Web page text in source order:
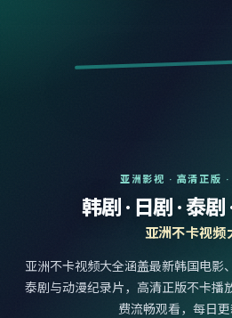
亚洲影视 · 高清正版
韩剧 · 日剧 · 泰
亚洲不卡视频
亚洲不卡视频大全涵盖最新韩国电影
泰剧与动漫纪录片，高清正版不卡播
费流畅观看，每日更